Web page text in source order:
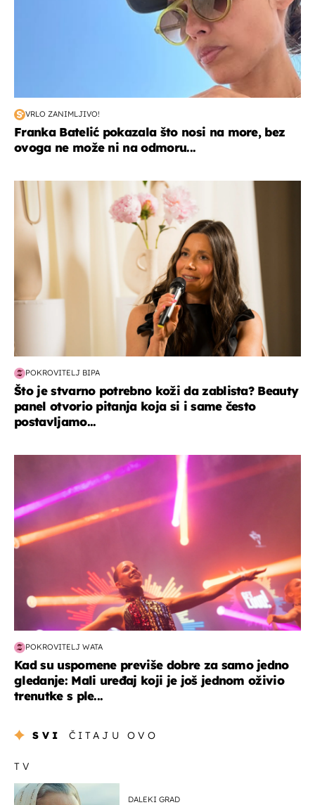
VRLO ZANIMLJIVO!
Franka Batelić pokazala što nosi na more, bez
ovoga ne može ni na odmoru...
moda & ljepota
POKROVITELJ BIPA
Što je stvarno potrebno koži da zablista? Beauty
panel otvorio pitanja koja si i same često
postavljamo...
POKROVITELJ WATA
Kad su uspomene previše dobre za samo jedno
gledanje: Mali uređaj koji je još jednom oživio
trenutke s ple...
SVI ČITAJU OVO
TV
DALEKI GRAD